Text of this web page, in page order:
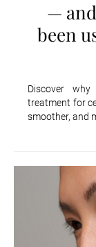
—
been
Discover
treatment for
smoother, and